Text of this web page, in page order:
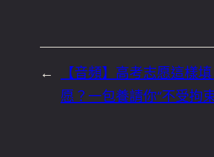
←
【音頻】高考志愿這樣
愿？一包養請你“不受拘